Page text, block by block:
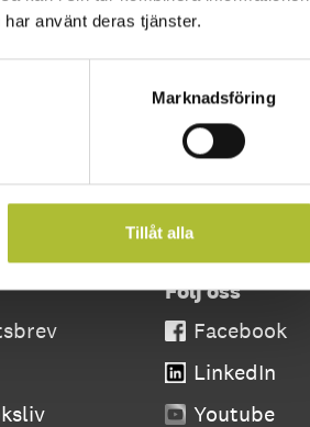
använt deras tjänster.
Marknadsföring
Tillåt alla
Följ oss
Facebook
LinkedIn
Youtube